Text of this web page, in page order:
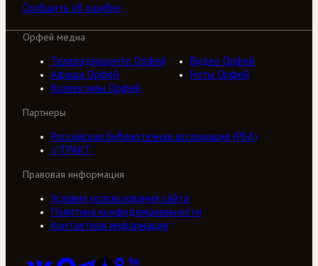
Сообщить об ошибке
Орфей медиа
Телерадиоцентр Орфей
Видео Орфей
Афиша Орфей
Ноты Орфей
Коллективы Орфей
Партнеры
Российская библиотечная ассоциация (РБА)
///ТРАКТ
Правовая информация
Условия использования сайта
Политика конфиденциальности
Контактная информация